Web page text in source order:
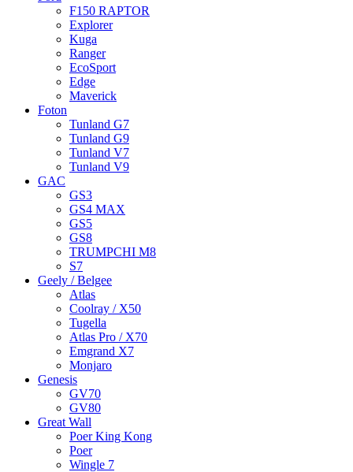
F150 RAPTOR
Explorer
Kuga
Ranger
EcoSport
Edge
Maverick
Foton
Tunland G7
Tunland G9
Tunland V7
Tunland V9
GAC
GS3
GS4 MAX
GS5
GS8
TRUMPCHI M8
S7
Geely / Belgee
Atlas
Coolray / X50
Tugella
Atlas Pro / X70
Emgrand X7
Monjaro
Genesis
GV70
GV80
Great Wall
Poer King Kong
Poer
Wingle 7